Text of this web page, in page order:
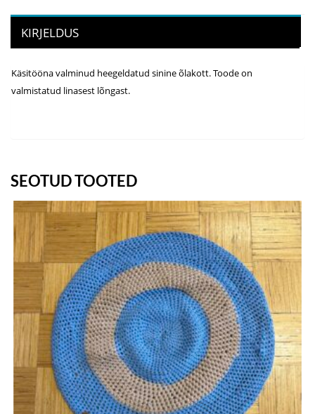
KIRJELDUS
Käsitööna valminud heegeldatud sinine õlakott. Toode on
valmistatud linasest lõngast.
SEOTUD TOOTED